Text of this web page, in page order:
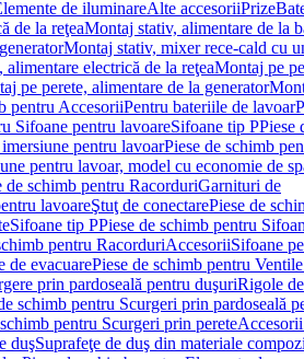
de iluminareAlte accesoriiPrize
de la reţeaMontaj stativ, alimentare de la
Montaj stativ, mixer rece-cald cu
electrică de la reţeaMontaj pe
pe perete, alimentare de la generator
pentru AccesoriiPentru bateriile de lavoar
Sifoane pentru lavoareSifoane tip PPiese
pentru lavoarPiese de schimb
pentru lavoar, model cu economie de
de schimb pentru RacorduriGarnituri de
lavoareŞtuţ de conectarePiese de
Sifoane tip PPiese de schimb pentru
pentru RacorduriAccesoriiSifoane
de evacuarePiese de schimb pentru
prin pardoseală pentru duşuriRigole
schimb pentru Scurgeri prin pardoseală
pentru Scurgeri prin perete
duşSuprafeţe de duş din materiale